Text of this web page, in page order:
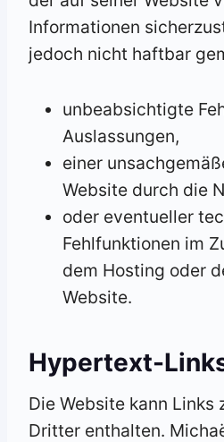
Informationen
jedoch nicht haftbar
unbeabsichtigte
Auslassungen,
einer
Website durch die
oder eventueller
Fehlfunktionen im
dem Hosting oder
Website.
Hypertext-
Die Website kann Links
Dritter enthalten.